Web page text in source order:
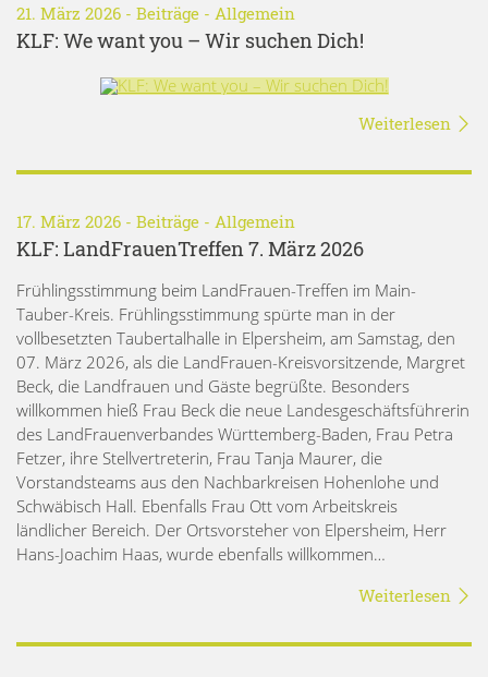
21. März 2026 - Beiträge - Allgemein
KLF: We want you – Wir suchen Dich!
Weiterlesen
17. März 2026 - Beiträge - Allgemein
KLF: LandFrauenTreffen 7. März 2026
Frühlingsstimmung beim LandFrauen-Treffen im Main-
Tauber-Kreis. Frühlingsstimmung spürte man in der
vollbesetzten Taubertalhalle in Elpersheim, am Samstag, den
07. März 2026, als die LandFrauen-Kreisvorsitzende, Margret
Beck, die Landfrauen und Gäste begrüßte. Besonders
willkommen hieß Frau Beck die neue Landesgeschäftsführerin
des LandFrauenverbandes Württemberg-Baden, Frau Petra
Fetzer, ihre Stellvertreterin, Frau Tanja Maurer, die
Vorstandsteams aus den Nachbarkreisen Hohenlohe und
Schwäbisch Hall. Ebenfalls Frau Ott vom Arbeitskreis
ländlicher Bereich. Der Ortsvorsteher von Elpersheim, Herr
Hans-Joachim Haas, wurde ebenfalls willkommen…
Weiterlesen